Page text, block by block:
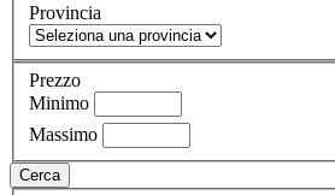
Provincia
Prezzo
Minimo
Massimo
Cerca